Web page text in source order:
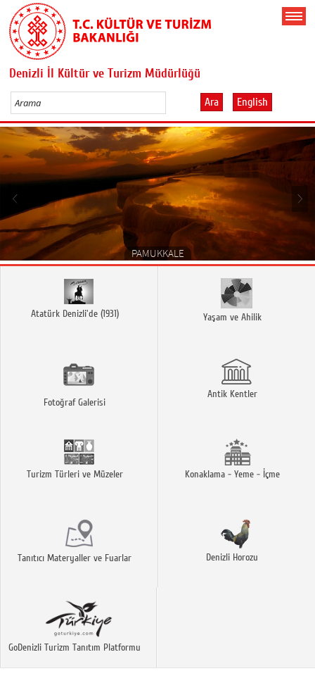
Denizli İl Kültür ve Turizm Müdürlüğü
Ara English
PAMUKKALE
Atatürk Denizli'de (1931) Yaşam ve Ahilik
Fotoğraf Galerisi
Antik Kentler
Turizm Türleri ve Müzeler Konaklama - Yeme - İçme
Tanıtıcı Materyaller ve Fuarlar Denizli Horozu
GoDenizli Turizm Tanıtım Platformu